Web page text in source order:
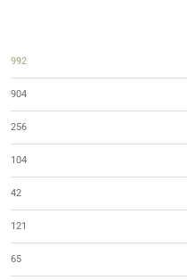
992
904
256
104
42
121
65